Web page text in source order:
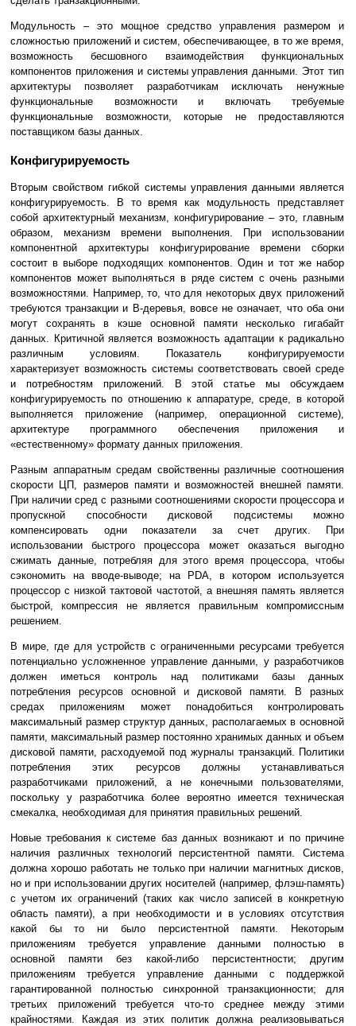
Модульность – это мощное средство управления размером и
сложностью приложений и систем, обеспечивающее, в то же время,
возможность бесшовного взаимодействия функциональных
компонентов приложения и системы управления данными. Этот тип
архитектуры позволяет разработчикам исключать ненужные
функциональные возможности и включать требуемые
функциональные возможности, которые не предоставляются
поставщиком базы данных.
Конфигурируемость
Вторым свойством гибкой системы управления данными является
конфигурируемость. В то время как модульность представляет
собой архитектурный механизм, конфигурирование – это, главным
образом, механизм времени выполнения. При использовании
компонентной архитектуры конфигурирование времени сборки
состоит в выборе подходящих компонентов. Один и тот же набор
компонентов может выполняться в ряде систем с очень разными
возможностями. Например, то, что для некоторых двух приложений
требуются транзакции и B-деревья, вовсе не означает, что оба они
могут сохранять в кэше основной памяти несколько гигабайт
данных. Критичной является возможность адаптации к радикально
различным условиям. Показатель конфигурируемости
характеризует возможность системы соответствовать своей среде
и потребностям приложений. В этой статье мы обсуждаем
конфигурируемость по отношению к аппаратуре, среде, в которой
выполняется приложение (например, операционной системе),
архитектуре программного обеспечения приложения и
«естественному» формату данных приложения.
Разным аппаратным средам свойственны различные соотношения
скорости ЦП, размеров памяти и возможностей внешней памяти.
При наличии сред с разными соотношениями скорости процессора и
пропускной способности дисковой подсистемы можно
компенсировать одни показатели за счет других. При
использовании быстрого процессора может оказаться выгодно
сжимать данные, потребляя для этого время процессора, чтобы
сэкономить на вводе-выводе; на PDA, в котором используется
процессор с низкой тактовой частотой, а внешняя память является
быстрой, компрессия не является правильным компромиссным
решением.
В мире, где для устройств с ограниченными ресурсами требуется
потенциально усложненное управление данными, у разработчиков
должен иметься контроль над политиками базы данных
потребления ресурсов основной и дисковой памяти. В разных
средах приложениям может понадобиться контролировать
максимальный размер структур данных, располагаемых в основной
памяти, максимальный размер постоянно хранимых данных и объем
дисковой памяти, расходуемой под журналы транзакций. Политики
потребления этих ресурсов должны устанавливаться
разработчиками приложений, а не конечными пользователями,
поскольку у разработчика более вероятно имеется техническая
смекалка, необходимая для принятия правильных решений.
Новые требования к системе баз данных возникают и по причине
наличия различных технологий персистентной памяти. Система
должна хорошо работать не только при наличии магнитных дисков,
но и при использовании других носителей (например, флэш-память)
с учетом их ограничений (таких как число записей в конкретную
область памяти), а при необходимости и в условиях отсутствия
какой бы то ни было персистентной памяти. Некоторым
приложениям требуется управление данными полностью в
основной памяти без какой-либо персистентности; другим
приложениям требуется управление данными с поддержкой
гарантированной полностью синхронной транзакционности; для
третьих приложений требуется что-то среднее между этими
крайностями. Каждая из этих политик должна реализовываться